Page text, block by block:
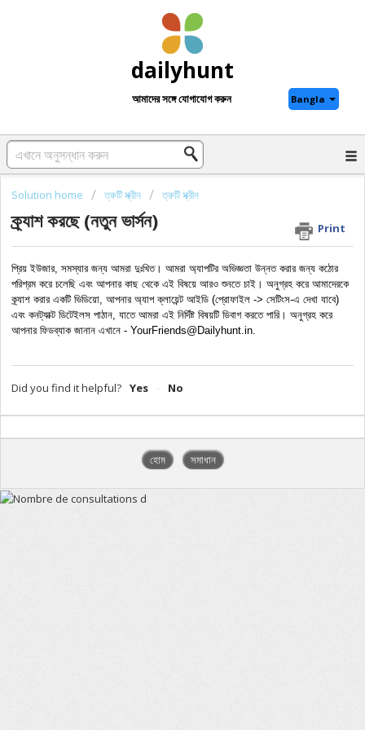
dailyhunt
আমাদের সঙ্গে যোগাযোগ করুন Bangla
Solution home ত্রুটি স্ক্রীন ত্রুটি স্ক্রীন
ক্র্যাশ করছে (নতুন ভার্সন) Print
প্রিয় ইউজার, সমস্যার জন্য আমরা দুঃখিত। আমরা অ্যাপটির অভিজ্ঞতা উন্নত করার জন্য কঠোর
পরিশ্রম করে চলেছি এবং আপনার কাছ থেকে এই বিষয়ে আরও শুনতে চাই। অনুগ্রহ করে আমাদেরকে
ক্র্যাশ করার একটি ভিডিয়ো, আপনার অ্যাপ ক্লায়েন্ট আইডি (প্রোফাইল -> সেটিংস-এ দেখা যাবে)
এবং কনট্যাক্ট ডিটেইলস পাঠান, যাতে আমরা এই নির্দিষ্ট বিষয়টি ডিবাগ করতে পারি। অনুগ্রহ করে
আপনার ফিডব্যাক জানান এখানে - YourFriends@Dailyhunt.in.
Did you find it helpful? Yes No
হোম সমাধান